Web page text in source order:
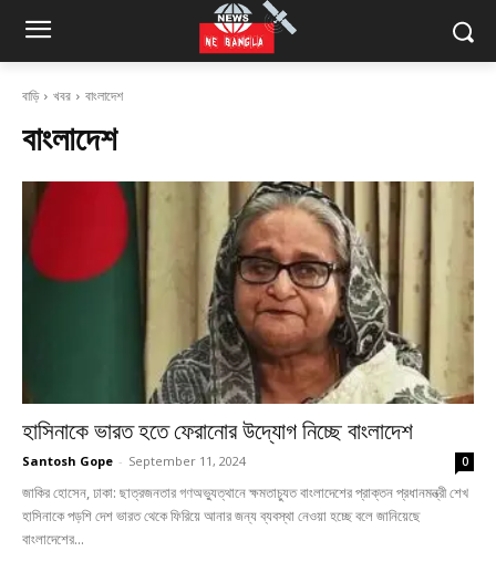
বাড়ি খবর বাংলাদেশ
বাংলাদেশ
হাসিনাকে ভারত হতে ফেরানোর উদ্যোগ নিচ্ছে বাংলাদেশ
Santosh Gope - September 11, 2024 0
জাকির হোসেন, ঢাকা: ছাত্রজনতার গণঅভ্যুত্থানে ক্ষমতাচ্যুত বাংলাদেশের প্রাক্তন প্রধানমন্ত্রী শেখ
হাসিনাকে পড়শি দেশ ভারত থেকে ফিরিয়ে আনার জন্য ব্যবস্থা নেওয়া হচ্ছে বলে জানিয়েছে
বাংলাদেশের...